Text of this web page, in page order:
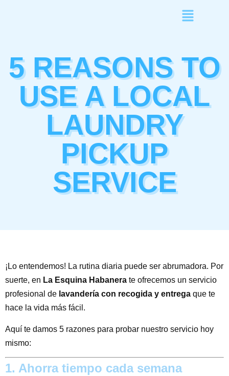
5 REASONS TO
USE A LOCAL
LAUNDRY
PICKUP
SERVICE
¡Lo entendemos! La rutina diaria puede ser abrumadora. Por
suerte, en La Esquina Habanera te ofrecemos un servicio
profesional de lavandería con recogida y entrega que te
hace la vida más fácil.
Aquí te damos 5 razones para probar nuestro servicio hoy
mismo:
1. Ahorra tiempo cada semana